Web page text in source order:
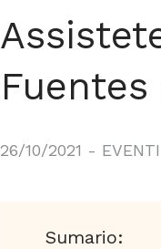
26/10/2021 - EVENTI
Sumario: